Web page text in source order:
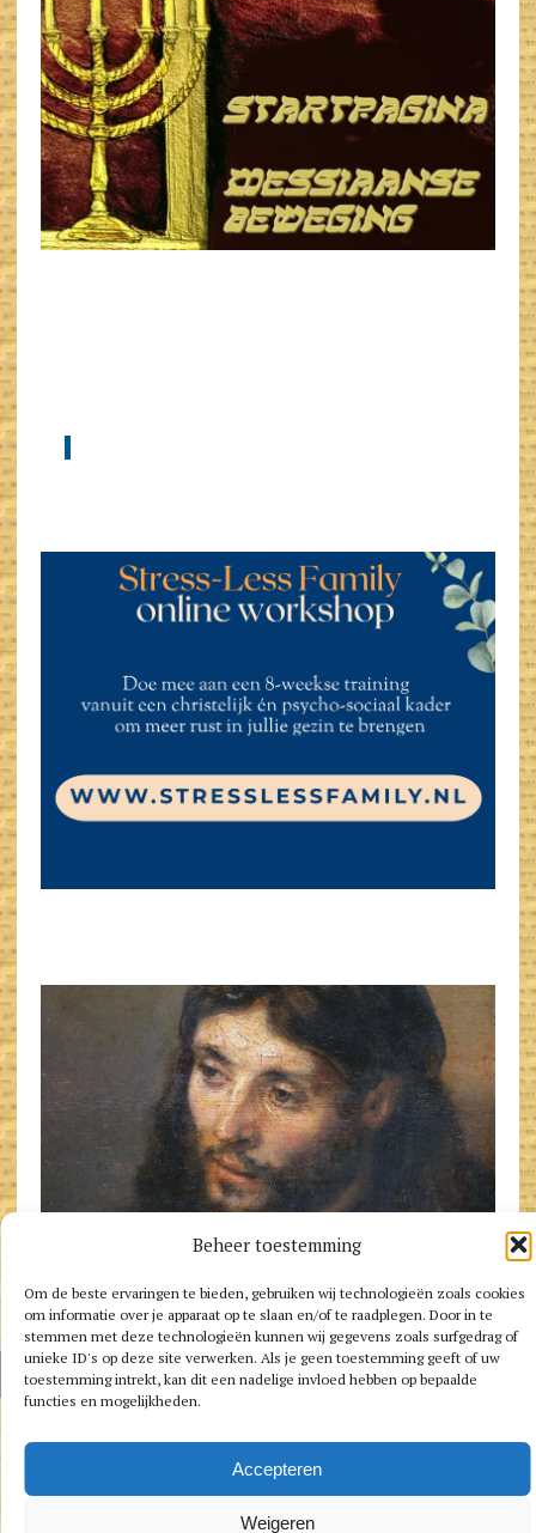
Beheer toestemming
Om de beste ervaringen te bieden, gebruiken wij technologieën zoals cookies
om informatie over je apparaat op te slaan en/of te raadplegen. Door in te
stemmen met deze technologieën kunnen wij gegevens zoals surfgedrag of
unieke ID's op deze site verwerken. Als je geen toestemming geeft of uw
toestemming intrekt, kan dit een nadelige invloed hebben op bepaalde
functies en mogelijkheden.
Accepteren
Weigeren
AUTEURSRECHT 2026|MH NEWSDESK LITE DOORMH THEMES